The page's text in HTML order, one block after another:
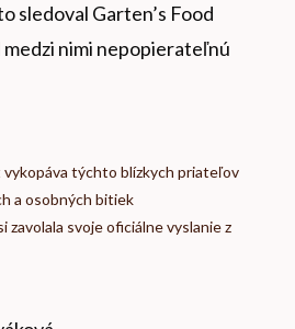
sledoval Garten’s Food
nimi nepopierateľnú
vykopáva týchto blízkych priateľov
a osobných bitiek
zavolala svoje oficiálne vyslanie z